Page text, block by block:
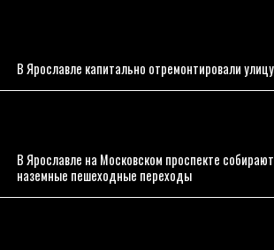
В Ярославле капитально отремонтировали улицу
В Ярославле на Московском проспекте
наземные пешеходные переходы